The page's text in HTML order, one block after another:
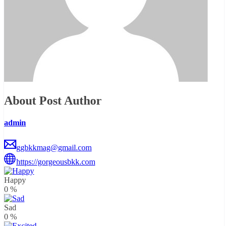
About Post Author
admin
ggbkkmag@gmail.com
https://gorgeousbkk.com
Happy
0 %
Sad
0 %